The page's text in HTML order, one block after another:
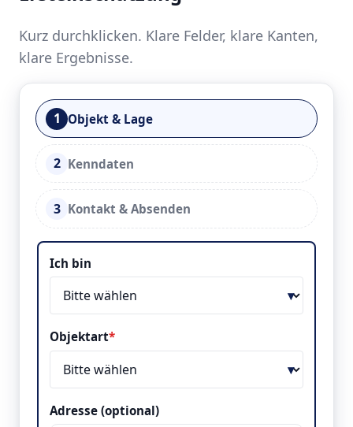
Kurz durchklicken. Klare Felder, klare Kanten,
klare Ergebnisse.
1 Objekt & Lage
2 Kenndaten
3 Kontakt & Absenden
Objekt & Lage
Ich bin
Objektart*
Adresse (optional)